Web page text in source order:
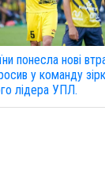
понесла нові
у команду
лідера УПЛ.